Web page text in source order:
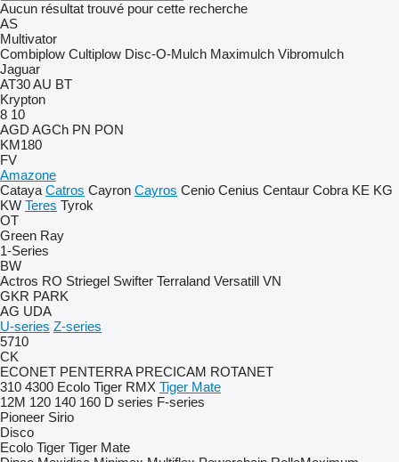
Aucun résultat trouvé pour cette recherche
AS
Multivator
Combiplow Cultiplow Disc-O-Mulch Maximulch Vibromulch
Jaguar
AT30AU BT
Krypton
8 10
AGD AGCh PN PON
KM180
FV
Amazone
Cataya Catros Cayron Cayros Cenio Cenius Centaur Cobra KE KG
KW Teres Tyrok
OT
Green Ray
1-Series
BW
Actros RO Striegel Swifter Terraland Versatill VN
GKR PARK
AG UDA
U-series Z-series
5710
CK
ECONET PENTERRA PRECICAM ROTANET
310 4300 Ecolo Tiger RMX Tiger Mate
12M 120 140 160 D series F-series
Pioneer Sirio
Disco
Ecolo Tiger Tiger Mate